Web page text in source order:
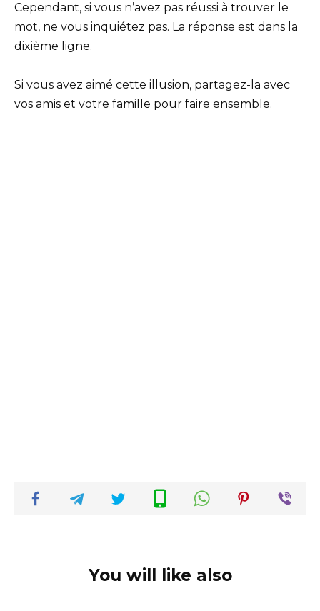
Cependant, si vous n’avez pas réussi à trouver le
mot, ne vous inquiétez pas. La réponse est dans la
dixième ligne.
Si vous avez aimé cette illusion, partagez-la avec
vos amis et votre famille pour faire ensemble.
You will like also